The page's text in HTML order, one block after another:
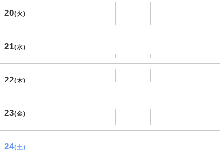
20(火)
21(水)
22(木)
23(金)
24(土)